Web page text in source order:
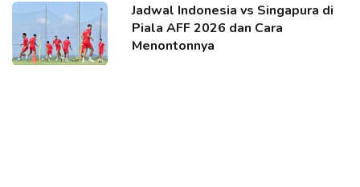
Jadwal Indonesia vs Singapura di
Piala AFF 2026 dan Cara
Menontonnya